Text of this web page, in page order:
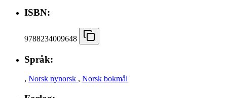
ISBN:
9788234009648
Språk:
, Norsk nynorsk , Norsk bokmål